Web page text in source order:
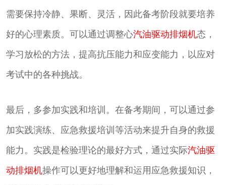
需要保持冷静、果断、灵活，因此备考阶段就要培养
好的心理素质。可以通过调整心汽油驱动排烟机态，
学习放松的方法，提高抗压能力和应变能力，以应对
考试中的各种挑战。
最后，多参加实践和培训。在备考期间，可以通过参
加实践演练、应急救援培训等活动来提升自身的救援
能力。实践是检验理论的最好方式，通过实际汽油驱
动排烟机操作可以更好地理解和运用应急救援知识，